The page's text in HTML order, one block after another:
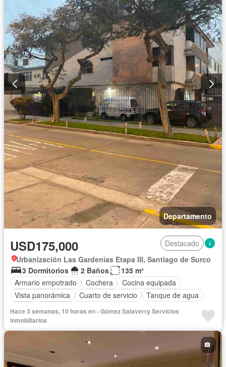
Departamento
USD175,000
Destacado
Urbanización Las Gardenias Etapa III, Santiago de Surco
3 Dormitorios
2 Baños
135 m²
Armario empotrado
Cochera
Cocina equipada
Vista panorámica
Cuarto de servicio
Tanque de agua
Patio
Sin amoblar
Hace 3 semanas, 10 horas en - Gómez Salaverry Servicios
inmobiliarios